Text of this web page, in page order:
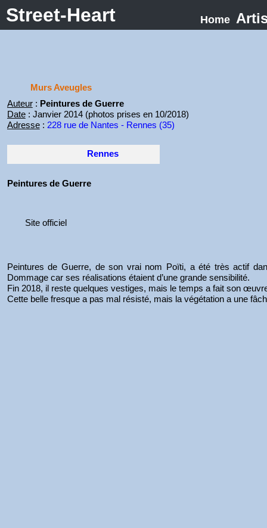
Street-Heart Home
Murs Aveugles
Auteur: Peintures de Guerre
Date: Janvier 2014 (photos prises en 10/2018)
Adresse: 228 rue de Nantes - Rennes (35)
Rennes
Peintures de Guerre
Site officiel
Peintures de Guerre, de son vrai nom Poïti, a été très actif
Dommage car ses réalisations étaient d’une grande sensibilité.
Fin 2018, il reste quelques vestiges, mais le temps a fait son
Cette belle fresque a pas mal résisté, mais la végétation a une